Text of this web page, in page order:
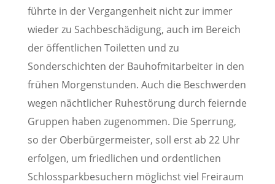
führte in der Vergangenheit nicht zur immer
wieder zu Sachbeschädigung, auch im Bereich
der öffentlichen Toiletten und zu
Sonderschichten der Bauhofmitarbeiter in den
frühen Morgenstunden. Auch die Beschwerden
wegen nächtlicher Ruhestörung durch feiernde
Gruppen haben zugenommen. Die Sperrung,
so der Oberbürgermeister, soll erst ab 22 Uhr
erfolgen, um friedlichen und ordentlichen
Schlossparkbesuchern möglichst viel Freiraum